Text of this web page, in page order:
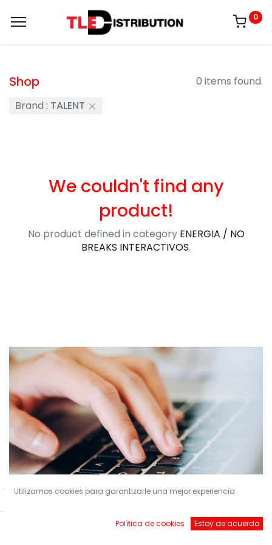
Filters Default
0
Shop
0 items found.
Brand : TALENT
We couldn't find any
product!
No product defined in category ENERGIA / NO
BREAKS INTERACTIVOS.
¡Conviértete en nuestro Socio!
Utilizamos cookies para garantizarle una mejor experiencia
Política de cookies Estoy de acuerdo